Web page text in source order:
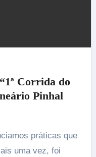
Corrida do
Pinhal
práticas que
uma vez, foi